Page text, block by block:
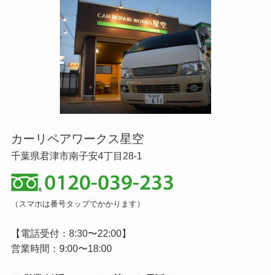
カーリペアワークス星空
千葉県君津市南子安4丁目28-1
（スマホは番号タップでかかります）
【電話受付：8:30〜22:00】
営業時間：9:00〜18:00